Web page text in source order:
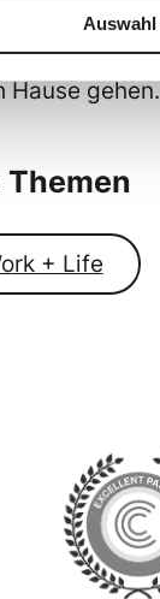
Auswahl
Erfolg
Hause gehen.
+ Life